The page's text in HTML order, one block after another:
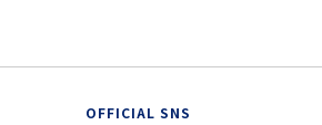
OFFICIAL SNS